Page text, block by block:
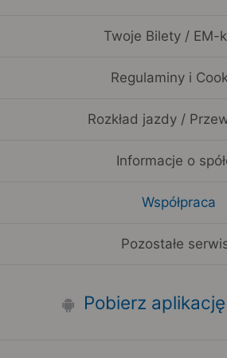
Twoje Bilety / EM-
Regulaminy i
Rozkład jazdy /
Informacje o
Współpraca
Pozostałe
Pobierz